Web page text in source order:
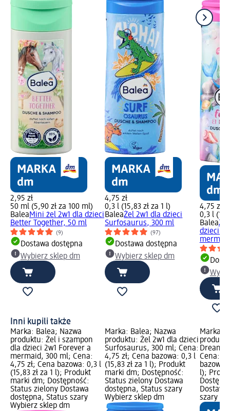
2,95 zł
50 ml (5,90 zł za 100 ml)
BaleaMini żel 2w1 dla dzieci
Better Together, 50 ml
(9)
Dostawa dostępna
Wybierz sklep dm
4,75 zł
0,3 l (15,83 zł za 1 l)
BaleaŻel 2w1 dla dzieci
Surfosaurus, 300 ml
(97)
Dostawa dostępna
Wybierz sklep dm
4,75 zł
0,3 l
Balea
dzieci
Inni kupili także
Marka: Balea; Nazwa
produktu: Żel i szampon
dla dzieci 2w1 Forever a
mermaid, 300 ml; Cena:
4,75 zł; Cena bazowa: 0,3 l
(15,83 zł za 1 l); Produkt
marki dm; Dostępność:
Status zielony Dostawa
dostępna, Status szary
Wybierz sklep dm
Marka: Balea; Nazwa
produktu: Żel 2w1 dla dzieci
Surfosaurus, 300 ml; Cena:
4,75 zł; Cena bazowa: 0,3 l
(15,83 zł za 1 l); Produkt
marki dm; Dostępność:
Status zielony Dostawa
dostępna, Status szary
Wybierz sklep dm
Marka:
Dreamy
Cena:
bazowa:
l);
szary